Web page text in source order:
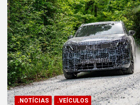
.NOTÍCIAS .VEÍCULOS